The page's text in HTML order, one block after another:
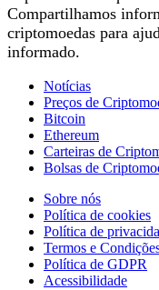
Compartilhamos
criptomoedas para
informado.
Notícias
Preços de
Bitcoin
Ethereum
Carteiras de
Bolsas de
Sobre nós
Política de cookies
Política de
Termos e
Política de GDPR
Acessibilidade